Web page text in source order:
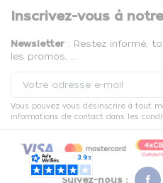
Inscrivez-vous à
Newsletter : Restez informé,
les promos, …
Vous pouvez vous désinscrire à tout
informations de contact dans les
Suivez-nous :